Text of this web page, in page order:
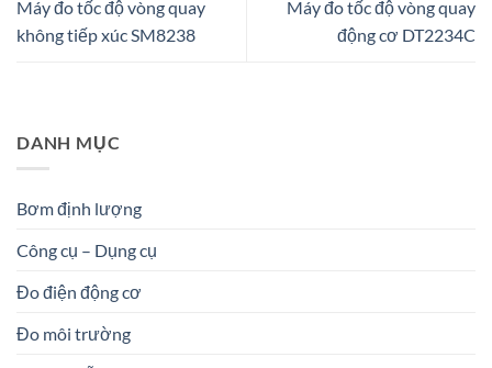
Máy đo tốc độ vòng quay
không tiếp xúc SM8238
Máy đo tốc độ vòng quay
động cơ DT2234C
DANH MỤC
Bơm định lượng
Công cụ – Dụng cụ
Đo điện động cơ
Đo môi trường